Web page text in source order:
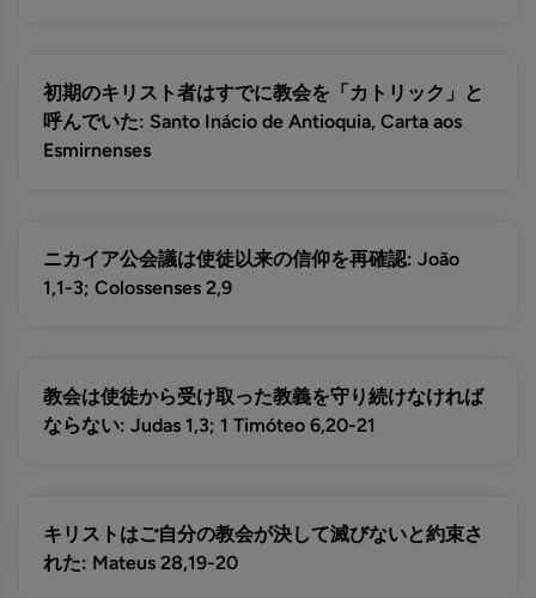
初期のキリスト者はすでに教会を「カトリック」と
呼んでいた: Santo Inácio de Antioquia, Carta aos
Esmirnenses
ニカイア公会議は使徒以来の信仰を再確認: João
1,1-3; Colossenses 2,9
教会は使徒から受け取った教義を守り続けなければ
ならない: Judas 1,3; 1 Timóteo 6,20-21
キリストはご自分の教会が決して滅びないと約束さ
れた: Mateus 28,19-20